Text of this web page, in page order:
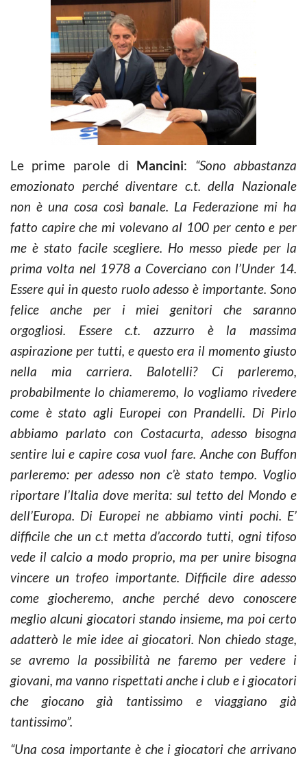
Le prime parole di Mancini: “Sono abbastanza
emozionato perché diventare c.t. della Nazionale
non è una cosa così banale. La Federazione mi ha
fatto capire che mi volevano al 100 per cento e per
me è stato facile scegliere. Ho messo piede per la
prima volta nel 1978 a Coverciano con l’Under 14.
Essere qui in questo ruolo adesso è importante. Sono
felice anche per i miei genitori che saranno
orgogliosi. Essere c.t. azzurro è la massima
aspirazione per tutti, e questo era il momento giusto
nella mia carriera. Balotelli? Ci parleremo,
probabilmente lo chiameremo, lo vogliamo rivedere
come è stato agli Europei con Prandelli. Di Pirlo
abbiamo parlato con Costacurta, adesso bisogna
sentire lui e capire cosa vuol fare. Anche con Buffon
parleremo: per adesso non c’è stato tempo. Voglio
riportare l’Italia dove merita: sul tetto del Mondo e
dell’Europa. Di Europei ne abbiamo vinti pochi. E’
difficile che un c.t metta d’accordo tutti, ogni tifoso
vede il calcio a modo proprio, ma per unire bisogna
vincere un trofeo importante. Difficile dire adesso
come giocheremo, anche perché devo conoscere
meglio alcuni giocatori stando insieme, ma poi certo
adatterò le mie idee ai giocatori. Non chiedo stage,
se avremo la possibilità ne faremo per vedere i
giovani, ma vanno rispettati anche i club e i giocatori
che giocano già tantissimo e viaggiano già
tantissimo”.
“Una cosa importante è che i giocatori che arrivano